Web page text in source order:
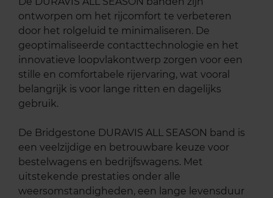
ontworpen om het rijcomfort te verbeteren
door het rolgeluid te minimaliseren. De
geoptimaliseerde contacttechnologie en het
innovatieve loopvlakontwerp zorgen voor een
stille en comfortabele rijervaring, wat vooral
belangrijk is voor lange ritten en dagelijks
gebruik.
De Bridgestone DURAVIS ALL SEASON band is
een veelzijdige en betrouwbare keuze voor
bestelwagens en bedrijfswagens. Met
uitstekende prestaties onder alle
weersomstandigheden, een lange levensduur